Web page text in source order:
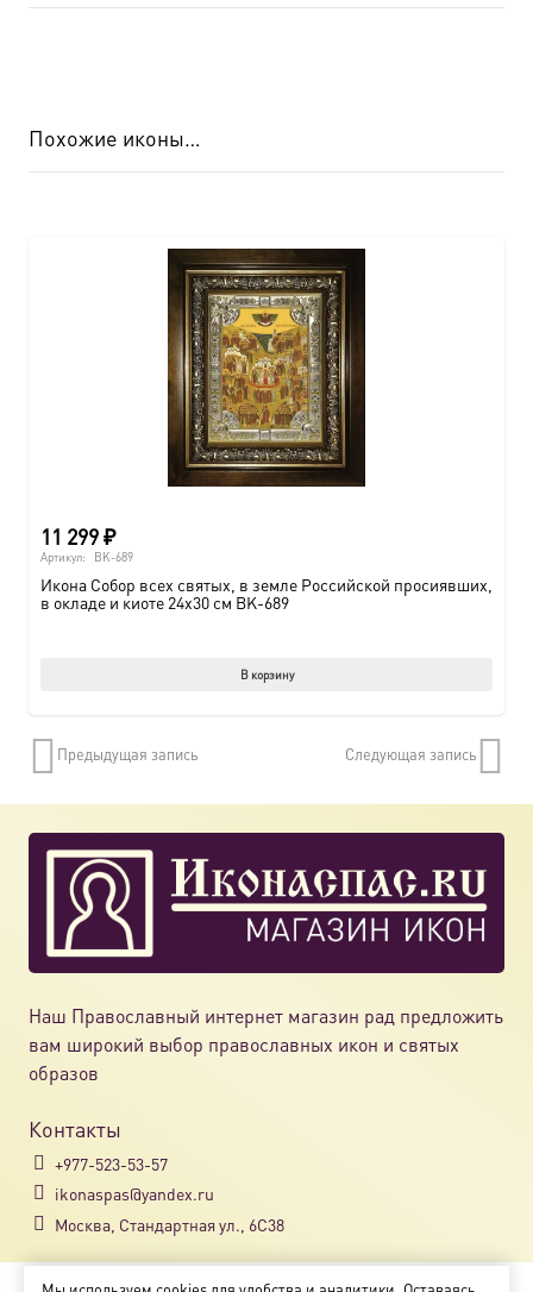
Похожие иконы…
11 299₽
Артикул: BK-689
Икона Собор всех святых, в земле Российской просиявших,
в окладе и киоте 24х30 см BK-689
В корзину
Предыдущая запись Следующая запись
Наш Православный интернет магазин рад предложить
вам широкий выбор православных икон и святых
образов
Контакты
+977-523-53-57
ikonaspas@yandex.ru
Москва, Стандартная ул., 6С38